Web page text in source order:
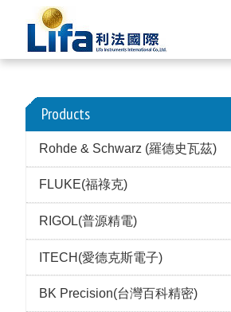
Products
Rohde & Schwarz (羅德史瓦茲)
FLUKE(福祿克)
RIGOL(普源精電)
ITECH(愛德克斯電子)
BK Precision(台灣百科精密)